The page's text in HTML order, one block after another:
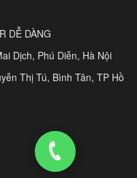
DỄ DÀNG
Dịch, Phú Diễn, Hà Nội
Thị Tú, Bình Tân, TP Hồ